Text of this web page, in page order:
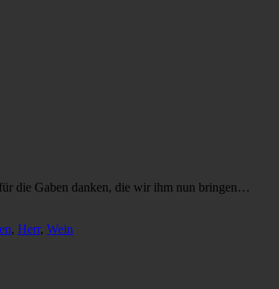
die Gaben danken, die wir ihm nun bringen…
, Herr, Wein